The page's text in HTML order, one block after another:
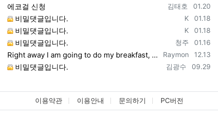
등록자
김태호 등록일
01.20
에코걸 신청
등록자
K 등록일
01.18
비밀댓글입니다.
등록자
K 등록일
01.18
비밀댓글입니다.
등록자
청주 등록일
01.16
비밀댓글입니다.
등록자
Raymon 등록일
12.13
Right away I am going to do my breakfast, once having my breakfast coming yet ag…
등록자
김광수 등록일
09.29
비밀댓글입니다.
이용약관 이용안내 문의하기 PC버전